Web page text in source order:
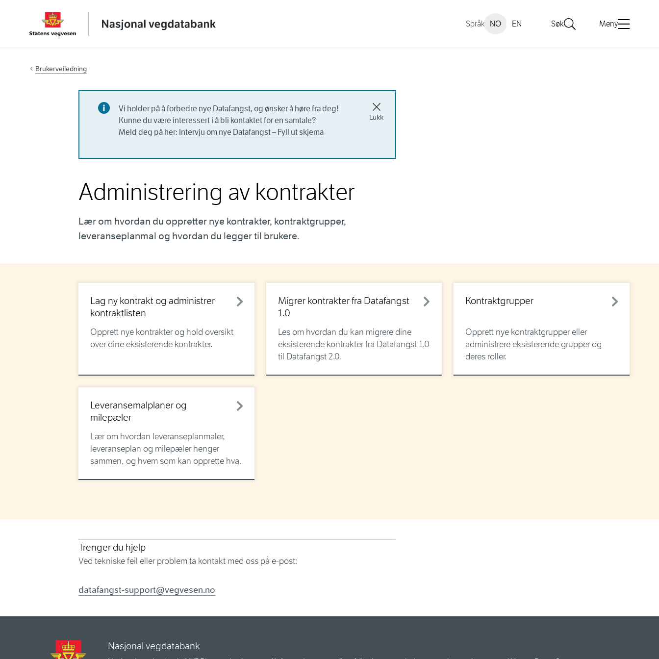
Hopp til innhold
Språk NO EN Søk Meny
Brukerveiledning
Vi holder på å forbedre nye Datafangst, og ønsker å høre fra deg!
Kunne du være interessert i å bli kontaktet for en samtale?
Meld deg på her: Intervju om nye Datafangst – Fyll ut skjema
Lukk
Administrering av kontrakter
Lær om hvordan du oppretter nye kontrakter, kontraktgrupper,
leveranseplanmal og hvordan du legger til brukere.
Lag ny kontrakt og administrer
kontraktlisten
Opprett nye kontrakter og hold oversikt
over dine eksisterende kontrakter.
Migrer kontrakter fra Datafangst
1.0
Les om hvordan du kan migrere dine
eksisterende kontrakter fra Datafangst 1.0
til Datafangst 2.0.
Kontraktgrupper
Opprett nye kontraktgrupper eller
administrere eksisterende grupper og
deres roller.
Leveransemalplaner og
milepæler
Lær om hvordan leveranseplanmaler,
leveranseplan og milepæler henger
sammen, og hvem som kan opprette hva.
Trenger du hjelp
Ved tekniske feil eller problem ta kontakt med oss på e-post:
datafangst-support@vegvesen.no
Nasjonal vegdatabank